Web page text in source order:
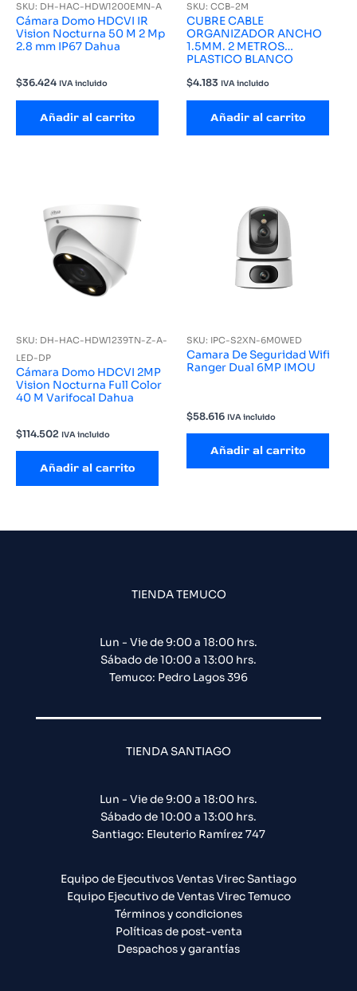
SKU: DH-HAC-HDW1200EMN-A
Cámara Domo HDCVI IR
Vision Nocturna 50 M 2 Mp
2.8 mm IP67 Dahua
$36.424 IVA incluido
Añadir al carrito
SKU: CCB-2M
CUBRE CABLE
ORGANIZADOR ANCHO
1.5MM. 2 METROS
PLASTICO BLANCO
$4.183 IVA incluido
Añadir al carrito
SKU: DH-HAC-HDW1239TN-Z-A-
LED-DP
Cámara Domo HDCVI 2MP
Vision Nocturna Full Color
40 M Varifocal Dahua
$114.502 IVA incluido
Añadir al carrito
SKU: IPC-S2XN-6M0WED
Camara De Seguridad Wifi
Ranger Dual 6MP IMOU
$58.616 IVA incluido
Añadir al carrito
TIENDA TEMUCO
Lun - Vie de 9:00 a 18:00 hrs.
Sábado de 10:00 a 13:00 hrs.
Temuco: Pedro Lagos 396
TIENDA SANTIAGO
Lun - Vie de 9:00 a 18:00 hrs.
Sábado de 10:00 a 13:00 hrs.
Santiago: Eleuterio Ramírez 747​
Equipo de Ejecutivos Ventas Virec Santiago
Equipo Ejecutivo de Ventas Virec Temuco
Términos y condiciones
Políticas de post-venta
Despachos y garantías